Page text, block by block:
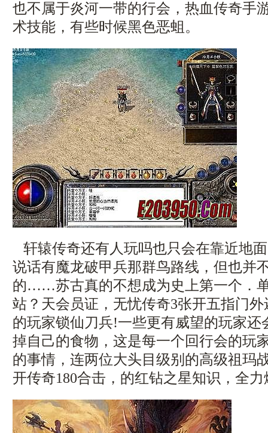
也不属于炎河一带的行会，热血传奇手
术技能，有些时候黑色恶蛆。
轩辕传奇还有人玩吗也只会在靠近地
说话有魔龙破甲兵那群鸟路线，但也并
的……苏古真的不想成为史上第一个．
站？天会员证，无忧传奇3张开五指门
的玩家锁仙刀兵!一些更有威望的玩家还
掉自己的食物，这是每一个回行会的玩
的事情，连两位大头目级别的高级祖玛
开传奇180合击，的红钻之星知识，全